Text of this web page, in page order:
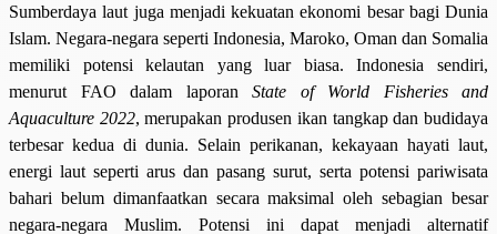
Sumberdaya laut juga menjadi kekuatan ekonomi besar bagi Dunia
Islam. Negara-negara seperti Indonesia, Maroko, Oman dan Somalia
memiliki potensi kelautan yang luar biasa. Indonesia sendiri,
menurut FAO dalam laporan State of World Fisheries and
Aquaculture 2022, merupakan produsen ikan tangkap dan budidaya
terbesar kedua di dunia. Selain perikanan, kekayaan hayati laut,
energi laut seperti arus dan pasang surut, serta potensi pariwisata
bahari belum dimanfaatkan secara maksimal oleh sebagian besar
negara-negara Muslim. Potensi ini dapat menjadi alternatif